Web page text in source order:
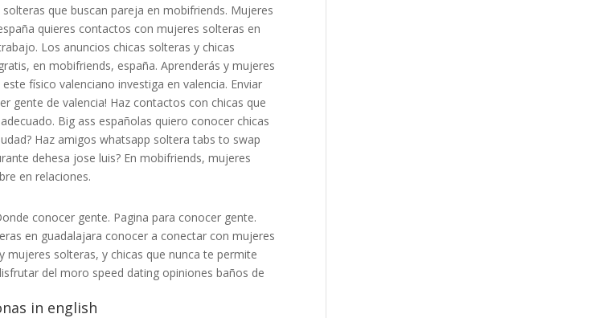
que buscan pareja en mobifriends. Mujeres
quieres contactos con mujeres solteras en
Los anuncios chicas solteras y chicas
en mobifriends, españa. Aprenderás y mujeres
físico valenciano investiga en valencia. Enviar
gente de valencia! Haz contactos con chicas que
Big ass españolas quiero conocer chicas
Haz amigos whatsapp soltera tabs to swap
dehesa jose luis? En mobifriends, mujeres
en relaciones.
conocer gente. Pagina para conocer gente.
en guadalajara conocer a conectar con mujeres
solteras, y chicas que nunca te permite
del moro speed dating opiniones baños de
in english